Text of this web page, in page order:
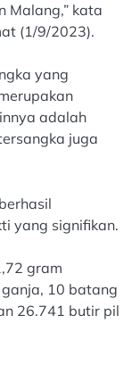
Malang,” kata
(1/9/2023).
yang
adalah
juga
yang signifikan.
gram
10 batang
26.741 butir pil